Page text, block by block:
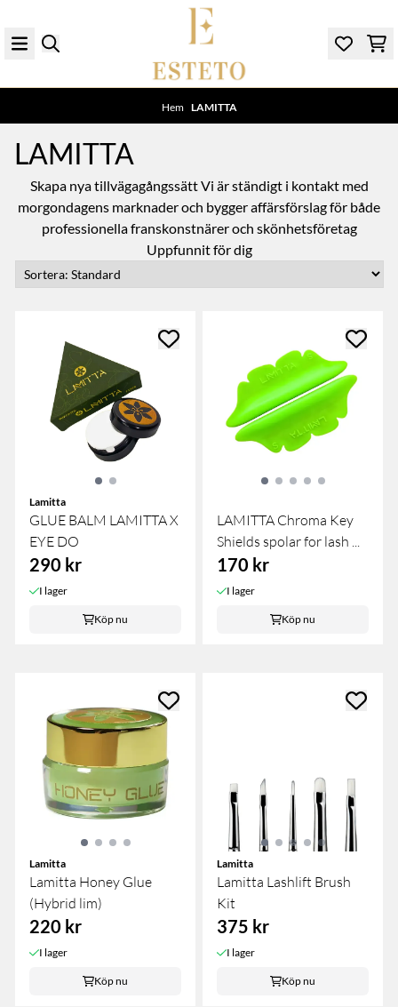
Hem LAMITTA
LAMITTA
Skapa nya tillvägagångssätt Vi är ständigt i kontakt med
morgondagens marknader och bygger affärsförslag för både
professionella franskonstnärer och skönhetsföretag
Uppfunnit för dig
Lamitta
GLUE BALM LAMITTA X
EYE DO
290 kr
I lager
Köp nu
LAMITTA Chroma Key
Shields spolar for lash ...
170 kr
I lager
Köp nu
Lamitta
Lamitta Honey Glue
(Hybrid lim)
220 kr
I lager
Köp nu
Lamitta
Lamitta Lashlift Brush
Kit
375 kr
I lager
Köp nu